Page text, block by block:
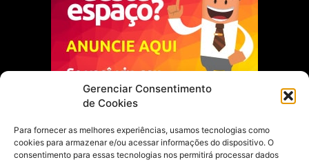
Gerenciar Consentimento
de Cookies
Para fornecer as melhores experiências, usamos tecnologias como
cookies para armazenar e/ou acessar informações do dispositivo. O
consentimento para essas tecnologias nos permitirá processar dados
Escolha do Editor